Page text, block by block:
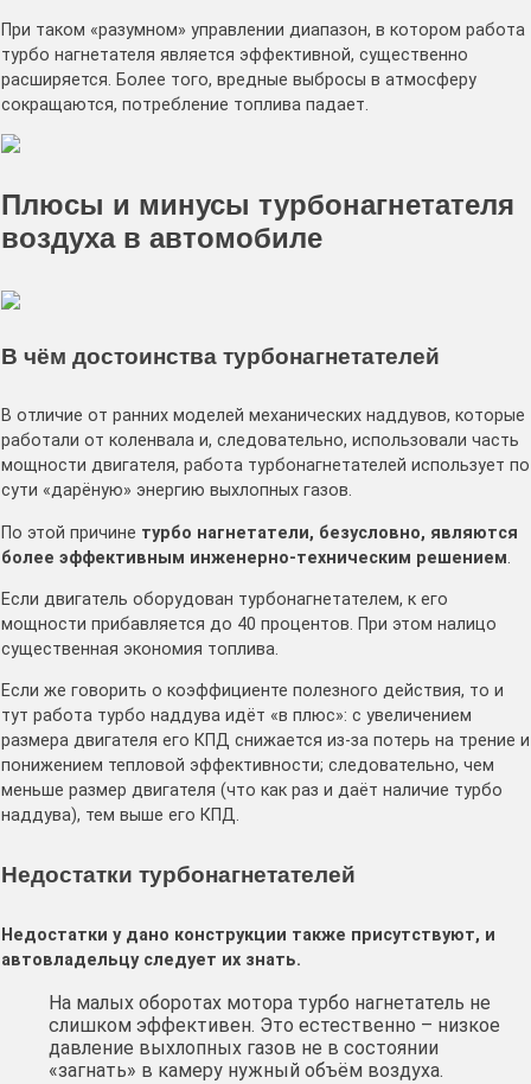
При таком «разумном» управлении диапазон, в котором работа
турбо нагнетателя является эффективной, существенно
расширяется. Более того, вредные выбросы в атмосферу
сокращаются, потребление топлива падает.
Плюсы и минусы турбонагнетателя
воздуха в автомобиле
В чём достоинства турбонагнетателей
В отличие от ранних моделей механических наддувов, которые
работали от коленвала и, следовательно, использовали часть
мощности двигателя, работа турбонагнетателей использует по
сути «дарёную» энергию выхлопных газов.
По этой причине турбо нагнетатели, безусловно, являются
более эффективным инженерно-техническим решением.
Если двигатель оборудован турбонагнетателем, к его
мощности прибавляется до 40 процентов. При этом налицо
существенная экономия топлива.
Если же говорить о коэффициенте полезного действия, то и
тут работа турбо наддува идёт «в плюс»: с увеличением
размера двигателя его КПД снижается из-за потерь на трение и
понижением тепловой эффективности; следовательно, чем
меньше размер двигателя (что как раз и даёт наличие турбо
наддува), тем выше его КПД.
Недостатки турбонагнетателей
Недостатки у дано конструкции также присутствуют, и
автовладельцу следует их знать.
На малых оборотах мотора турбо нагнетатель не
слишком эффективен. Это естественно – низкое
давление выхлопных газов не в состоянии
«загнать» в камеру нужный объём воздуха.